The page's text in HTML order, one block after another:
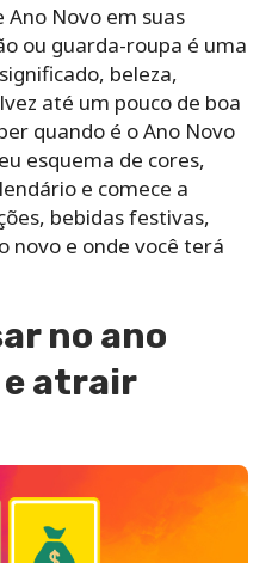
Ano Novo em suas
ou guarda-roupa é uma
beleza,
até um pouco de boa
quando é o Ano Novo
esquema de cores,
e comece a
bebidas festivas,
novo e onde você terá
no ano
e atrair